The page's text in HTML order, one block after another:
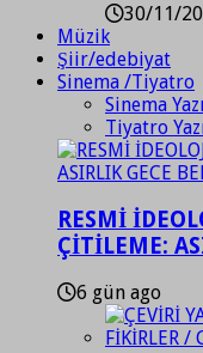
30/11/
Müzik
Şiir/edebiyat
Sinema /Tiyatro
Sinema
Tiyatro
RESMİ
ÇİTİLEME:
6 gün ago